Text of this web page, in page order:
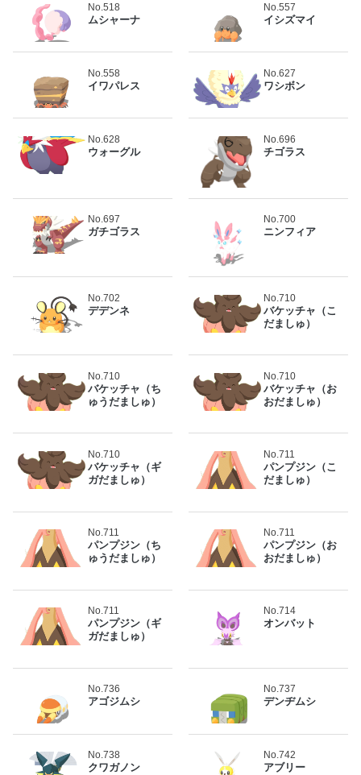
No.518
ムシャーナ
No.557
イシズマイ
No.558
イワパレス
No.627
ワシボン
No.628
ウォーグル
No.696
チゴラス
No.697
ガチゴラス
No.700
ニンフィア
No.702
デデンネ
No.710
バケッチャ（こ
だましゅ）
No.710
バケッチャ（ち
ゅうだましゅ）
No.710
バケッチャ（お
おだましゅ）
No.710
バケッチャ（ギ
ガだましゅ）
No.711
パンプジン（こ
だましゅ）
No.711
パンプジン（ち
ゅうだましゅ）
No.711
パンプジン（お
おだましゅ）
No.711
パンプジン（ギ
ガだましゅ）
No.714
オンバット
No.736
アゴジムシ
No.737
デンヂムシ
No.738
クワガノン
No.742
アブリー